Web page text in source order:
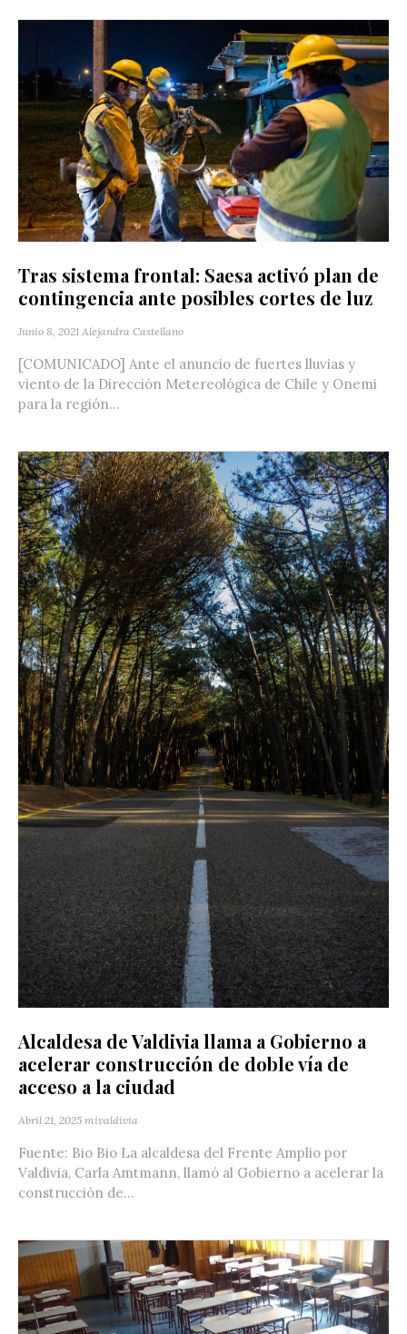
Tras sistema frontal: Saesa activó plan de
contingencia ante posibles cortes de luz
Junio 8, 2021 Alejandra Castellano
[COMUNICADO] Ante el anuncio de fuertes lluvias y
viento de la Dirección Metereológica de Chile y Onemi
para la región...
Alcaldesa de Valdivia llama a Gobierno a
acelerar construcción de doble vía de
acceso a la ciudad
Abril 21, 2025 mivaldivia
Fuente: Bio Bio La alcaldesa del Frente Amplio por
Valdivia, Carla Amtmann, llamó al Gobierno a acelerar la
construcción de...